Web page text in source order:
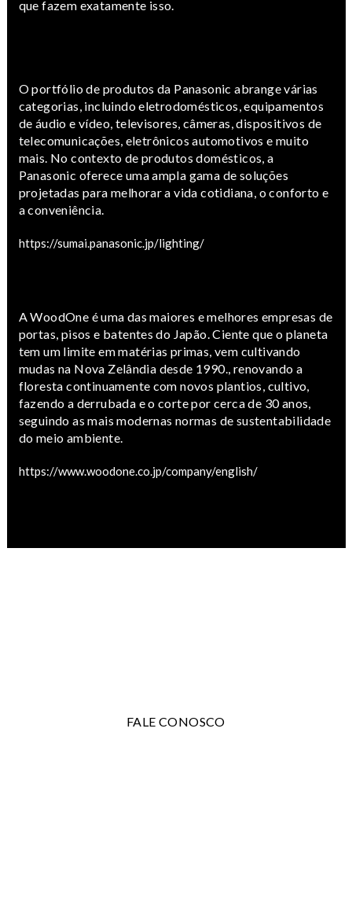
que fazem exatamente isso.
O portfólio de produtos da Panasonic abrange várias
categorias, incluindo eletrodomésticos, equipamentos
de áudio e vídeo, televisores, câmeras, dispositivos de
telecomunicações, eletrônicos automotivos e muito
mais. No contexto de produtos domésticos, a
Panasonic oferece uma ampla gama de soluções
projetadas para melhorar a vida cotidiana, o conforto e
a conveniência.
https://sumai.panasonic.jp/lighting/
A WoodOne é uma das maiores e melhores empresas de
portas, pisos e batentes do Japão. Ciente que o planeta
tem um limite em matérias primas, vem cultivando
mudas na Nova Zelândia desde 1990., renovando a
floresta continuamente com novos plantios, cultivo,
fazendo a derrubada e o corte por cerca de 30 anos,
seguindo as mais modernas normas de sustentabilidade
do meio ambiente.
https://www.woodone.co.jp/company/english/
FALE CONOSCO